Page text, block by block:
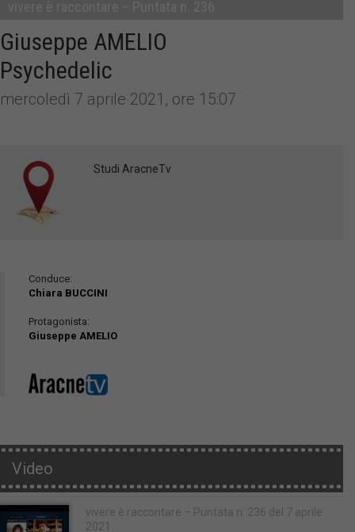
Giuseppe AMELIO
Psychedelic
mercoledì 7 aprile 2021, ore 15:07
Studi AracneTv
Conduce:
Chiara BUCCINI
Protagonista:
Giuseppe AMELIO
Video
vivere è raccontare – Puntata n. 236 del 7 aprile
2021